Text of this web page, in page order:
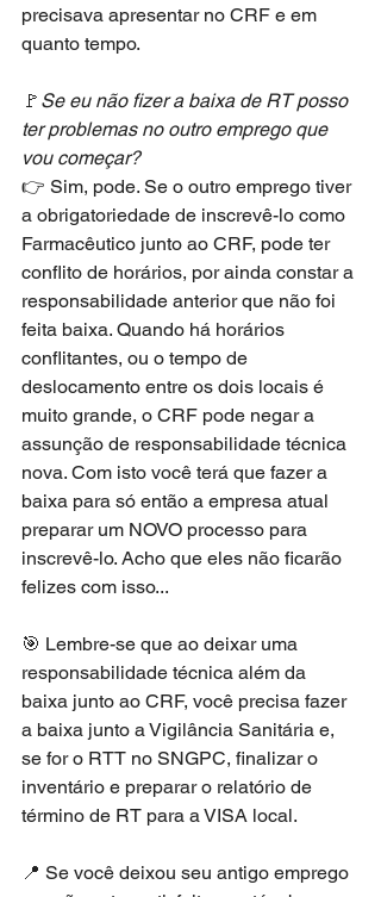
precisava apresentar no CRF e em
quanto tempo.
🚩 Se eu não fizer a baixa de RT posso
ter problemas no outro emprego que
vou começar?
👉 Sim, pode. Se o outro emprego tiver
a obrigatoriedade de inscrevê-lo como
Farmacêutico junto ao CRF, pode ter
conflito de horários, por ainda constar a
responsabilidade anterior que não foi
feita baixa. Quando há horários
conflitantes, ou o tempo de
deslocamento entre os dois locais é
muito grande, o CRF pode negar a
assunção de responsabilidade técnica
nova. Com isto você terá que fazer a
baixa para só então a empresa atual
preparar um NOVO processo para
inscrevê-lo. Acho que eles não ficarão
felizes com isso...
🎯 Lembre-se que ao deixar uma
responsabilidade técnica além da
baixa junto ao CRF, você precisa fazer
a baixa junto a Vigilância Sanitária e,
se for o RTT no SNGPC, finalizar o
inventário e preparar o relatório de
término de RT para a VISA local.
📍 Se você deixou seu antigo emprego